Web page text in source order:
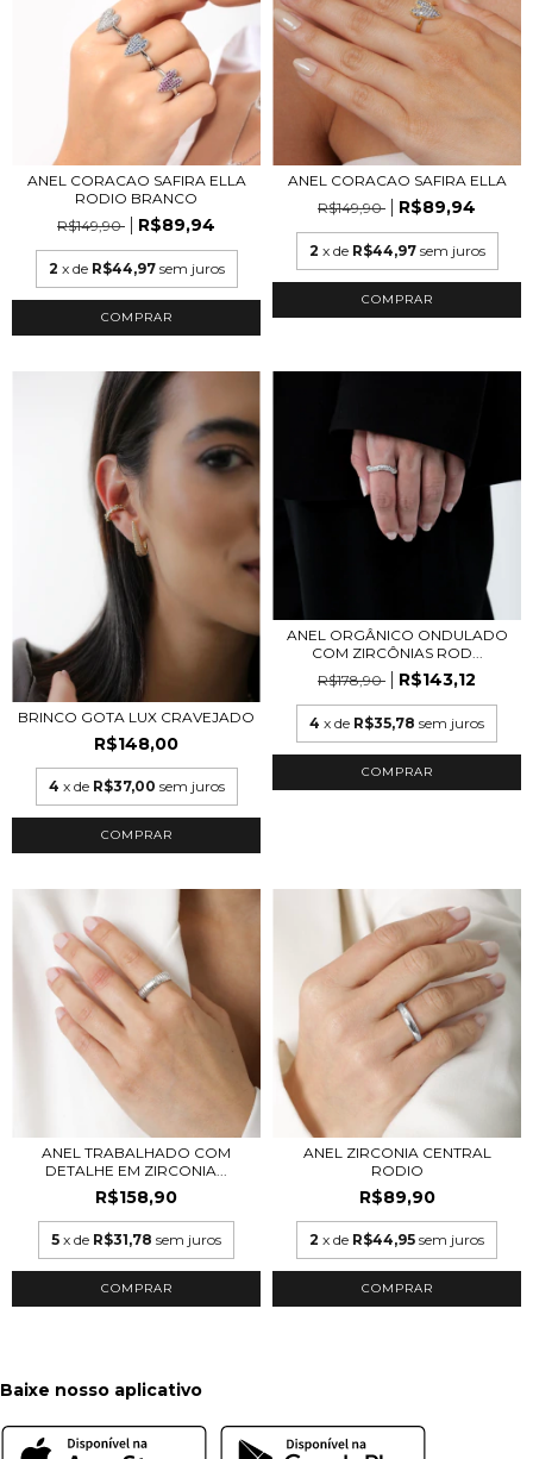
ANEL CORACAO SAFIRA ELLA
RODIO BRANCO
R$149,90
R$89,94
2 x de R$44,97 sem juros
COMPRAR
ANEL CORACAO SAFIRA ELLA
R$149,90
R$89,94
2 x de R$44,97 sem juros
COMPRAR
BRINCO GOTA LUX CRAVEJADO
R$148,00
4 x de R$37,00 sem juros
COMPRAR
ANEL ORGÂNICO ONDULADO
COM ZIRCÔNIAS ROD...
R$178,90
R$143,12
4 x de R$35,78 sem juros
COMPRAR
ANEL TRABALHADO COM
DETALHE EM ZIRCONIA...
R$158,90
5 x de R$31,78 sem juros
COMPRAR
ANEL ZIRCONIA CENTRAL
RODIO
R$89,90
2 x de R$44,95 sem juros
COMPRAR
Baixe nosso aplicativo